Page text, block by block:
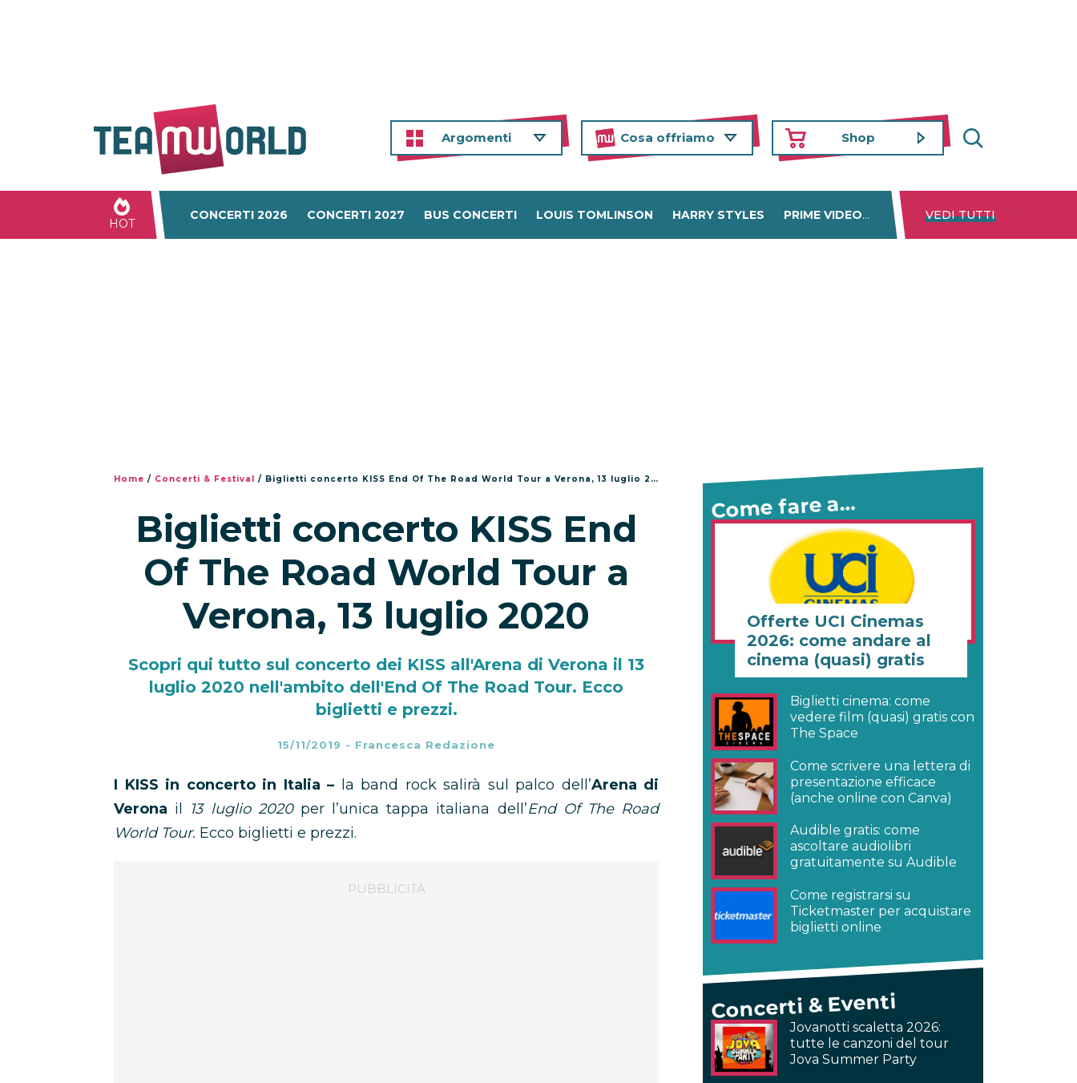
Argomenti Cosa offriamo Shop
HOT
CONCERTI 2026 CONCERTI 2027 BUS CONCERTI LOUIS TOMLINSON HARRY STYLES PRIME VIDEO DISNEY+ NETFLIX
VEDI TUTTI
Home / Concerti & Festival / Biglietti concerto KISS End Of The Road World Tour a Verona, 13 luglio 2020
Biglietti concerto KISS End
Of The Road World Tour a
Verona, 13 luglio 2020
Scopri qui tutto sul concerto dei KISS all'Arena di Verona il 13
luglio 2020 nell'ambito dell'End Of The Road Tour. Ecco
biglietti e prezzi.
15/11/2019 - Francesca Redazione
I KISS in concerto in Italia – la band rock salirà sul palco dell’Arena di
Verona il 13 luglio 2020per l’unica tappa italiana dell’End Of The Road
World Tour. Ecco biglietti e prezzi.
Come fare a…
Offerte UCI Cinemas
2026: come andare al
cinema (quasi) gratis
Biglietti cinema: come
vedere film (quasi) gratis con
The Space
Come scrivere una lettera di
presentazione efficace
(anche online con Canva)
Audible gratis: come
ascoltare audiolibri
gratuitamente su Audible
Come registrarsi su
Ticketmaster per acquistare
biglietti online
Concerti & Eventi
Jovanotti scaletta 2026:
tutte le canzoni del tour
Jova Summer Party